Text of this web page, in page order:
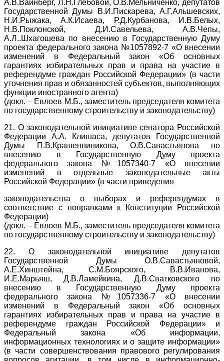
А.В.Вайнберг, Л.Н.Глебовой, О.В.Мельниченко, депутатов
Государственной Думы В.И.Пискарева, А.Г.Альшевских,
Н.И.Рыжака, А.К.Исаева, Р.Д.Курбанова, И.В.Белых,
Н.В.Поклонской, Д.И.Савельева, А.В.Чепы,
А.Л..Шхагошева по внесению в Государственную Думу
проекта федерального закона №1057892-7 «О внесении
изменений в Федеральный закон «Об основных
гарантиях избирательных прав и права на участие в
референдуме граждан Российской Федерации» (в части
уточнения прав и обязанностей субъектов, выполняющих
функции иностранного агента)
(докл. – Евлоев М.Б., заместитель председателя комитета
по государственному строительству и законодательству)
21. О законодательной инициативе сенатора Российской
Федерации А.А. Клишаса, депутатов Государственной
Думы П.В.Крашенниникова, О.В.Савастьянова по
внесению в Государственную Думу проекта
федерального закона №1057340-7 «О внесении
изменений в отдельные законодательные акты
Российской Федерации» (в части приведения
законодательства о выборах и референдумах в
соответствие с поправками к Конституции Российской
Федерации)
(докл. – Евлоев М.Б., заместитель председателя комитета
по государственному строительству и законодательству)
22. О законодательной инициативе депутатов
Государственной Думы О.В.Савастьяновой,
А.Е.Хинштейна, С.М.Боярского, В.В.Иванова,
И.Е.Марьяш, Д.В.Ламейкина, Д.В.Сватковского по
внесению в Государственную Думу проекта
федерального закона №1057336-7 «О внесении
изменений в Федеральный закон «Об основных
гарантиях избирательных прав и права на участие в
референдуме граждан Российской Федерации» и
Федеральный закона «Об информации,
информационных технологиях и о защите информации»
(в части совершенствования правового регулирования